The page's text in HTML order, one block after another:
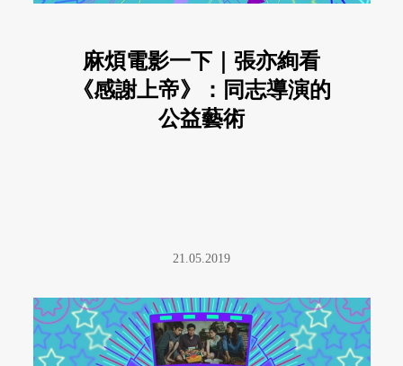
麻煩電影一下｜張亦絢看
《感謝上帝》：同志導演的
公益藝術
21.05.2019